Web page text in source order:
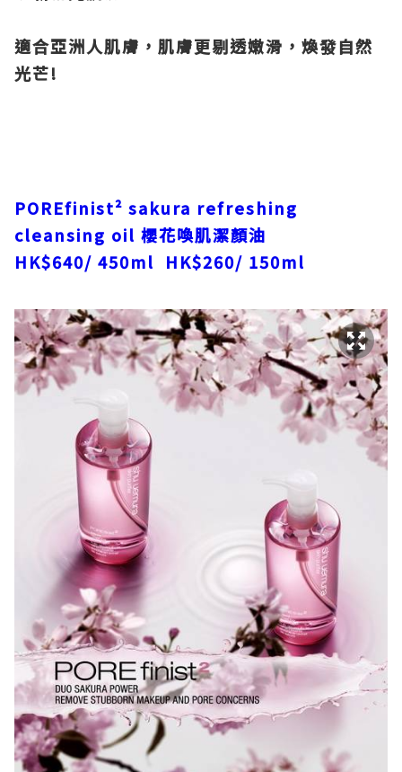
適合亞洲人肌膚，肌膚更剔透嫩滑，煥發自然
光芒!
POREfinist² sakura refreshing
cleansing oil 櫻花喚肌潔顏油
HK$640/ 450ml HK$260/ 150ml